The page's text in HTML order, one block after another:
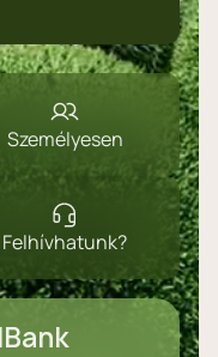
Személyesen
Felhívhatunk?